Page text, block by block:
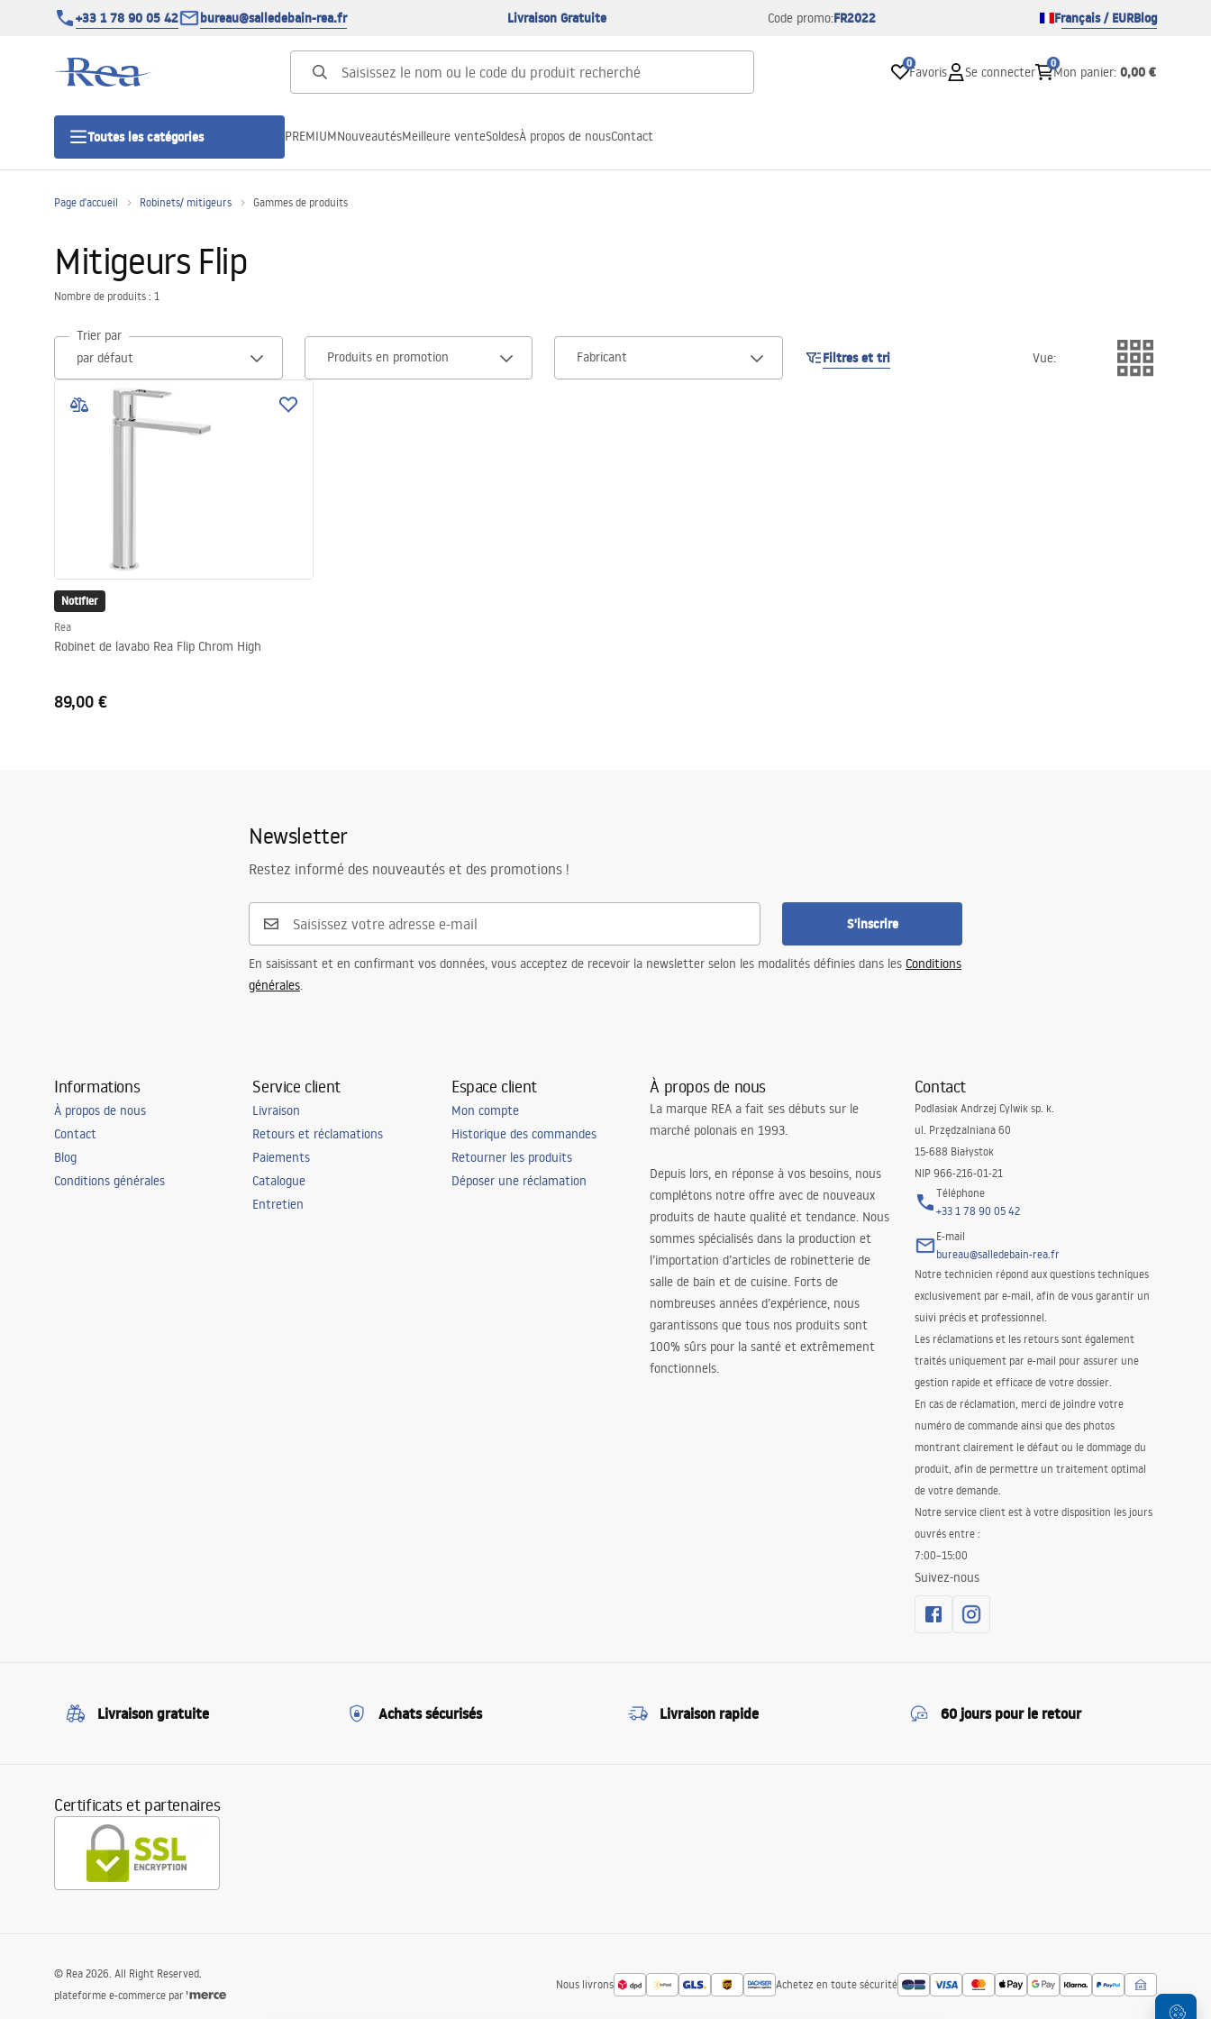
+33 1 78 90 05 42 bureau@salledebain-rea.fr Livraison Gratuite Code promo:FR2022 Français / EURBlog
0
Favoris Se connecter
0
Mon panier: 0,00 €
Toutes les catégories
Portes de douche
Cuvettes WC, bidets
Robinets de salle de bain
PREMIUMNouveautésMeilleure venteSoldesÀ propos de nousContact
Page d'accueil Robinets/ mitigeurs Gammes de produits
Mitigeurs Flip
Nombre de produits : 1
Trier par
Produits en promotion
Fabricant Filtres et tri Vue:
Notifier
Rea
Robinet de lavabo Rea Flip Chrom High
89,00 €
Newsletter
Restez informé des nouveautés et des promotions !
S'inscrire
En saisissant et en confirmant vos données, vous acceptez de recevoir la newsletter selon les modalités définies dans les Conditions
générales.
Informations
À propos de nous
Contact
Blog
Conditions générales
Service client
Livraison
Retours et réclamations
Paiements
Catalogue
Entretien
Espace client
Mon compte
Historique des commandes
Retourner les produits
Déposer une réclamation
À propos de nous
La marque REA a fait ses débuts sur le
marché polonais en 1993.
Depuis lors, en réponse à vos besoins, nous
complétons notre offre avec de nouveaux
produits de haute qualité et tendance. Nous
sommes spécialisés dans la production et
l’importation d’articles de robinetterie de
salle de bain et de cuisine. Forts de
nombreuses années d’expérience, nous
garantissons que tous nos produits sont
100% sûrs pour la santé et extrêmement
fonctionnels.
Contact
Podlasiak Andrzej Cylwik sp. k.
ul. Przędzalniana 60
15-688 Białystok
NIP 966-216-01-21
Téléphone
+33 1 78 90 05 42
E-mail
bureau@salledebain-rea.fr
Notre technicien répond aux questions techniques
exclusivement par e-mail, afin de vous garantir un
suivi précis et professionnel.
Les réclamations et les retours sont également
traités uniquement par e-mail pour assurer une
gestion rapide et efficace de votre dossier.
En cas de réclamation, merci de joindre votre
numéro de commande ainsi que des photos
montrant clairement le défaut ou le dommage du
produit, afin de permettre un traitement optimal
de votre demande.
Notre service client est à votre disposition les jours
ouvrés entre :
7:00–15:00
Suivez-nous
Livraison gratuite Achats sécurisés Livraison rapide 60 jours pour le retour
Certificats et partenaires
Nous livrons Achetez en toute sécurité
© Rea 2026. All Right Reserved.
plateforme e-commerce par